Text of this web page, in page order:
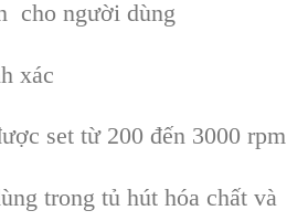
cho người dùng
xác
set từ 200 đến 3000 rpm
trong tủ hút hóa chất và